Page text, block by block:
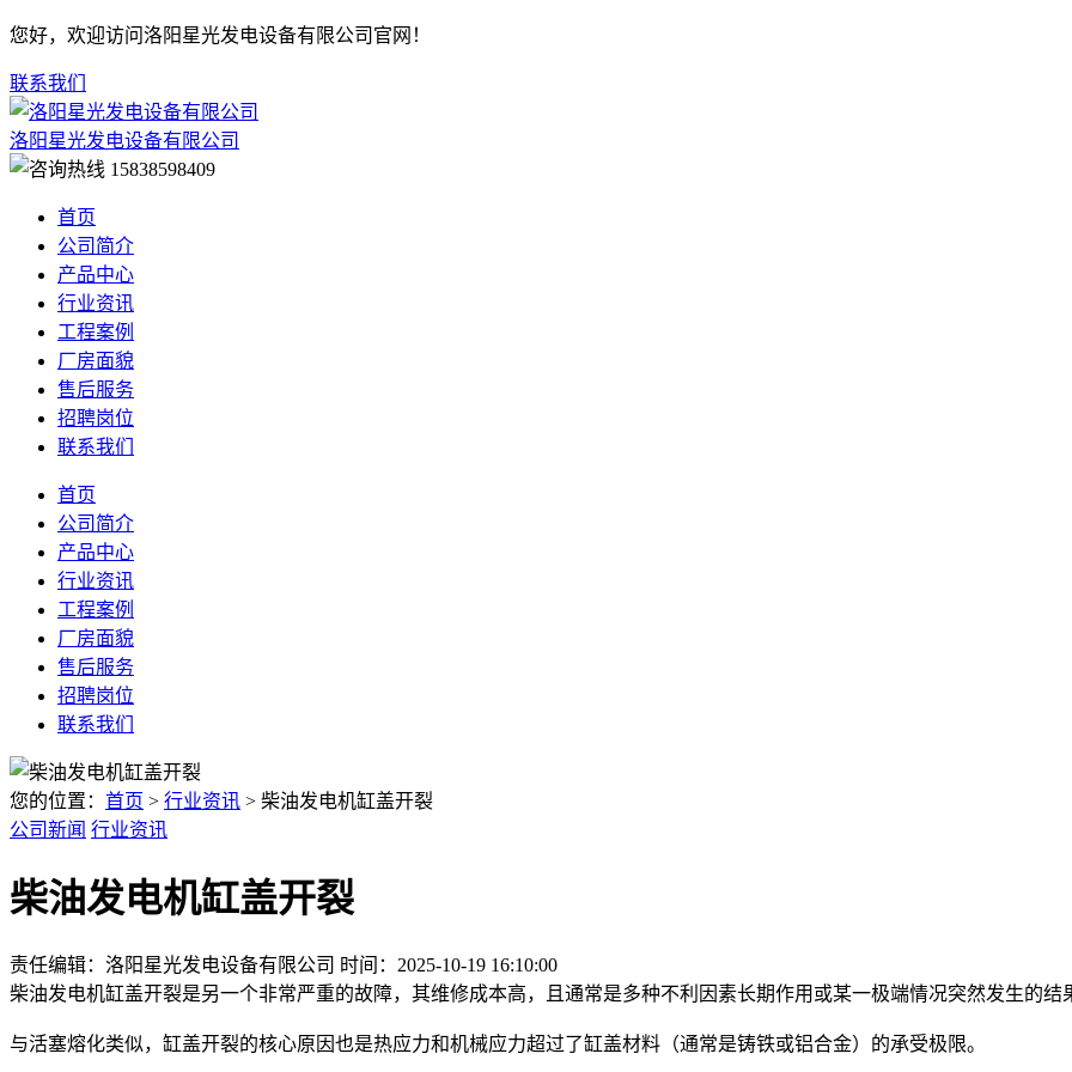
您好，欢迎访问洛阳星光发电设备有限公司官网！
联系我们
洛阳星光发电设备有限公司
15838598409
首页
公司简介
产品中心
行业资讯
工程案例
厂房面貌
售后服务
招聘岗位
联系我们
首页
公司简介
产品中心
行业资讯
工程案例
厂房面貌
售后服务
招聘岗位
联系我们
您的位置： 首页 > 行业资讯 > 柴油发电机缸盖开裂
公司新闻 行业资讯
柴油发电机缸盖开裂
责任编辑：洛阳星光发电设备有限公司 时间：2025-10-19 16:10:00
柴油发电机缸盖开裂是另一个非常严重的故障，其维修成本高，且通常是多种不利因素长期作用或某一极端情况突然发生的结
与活塞熔化类似，缸盖开裂的核心原因也是热应力和机械应力超过了缸盖材料（通常是铸铁或铝合金）的承受极限。